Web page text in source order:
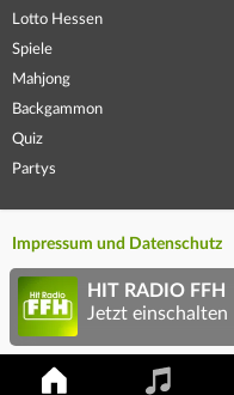
Lotto Hessen
Spiele
Mahjong
Backgammon
Quiz
Partys
Impressum und Datenschutz
HIT RADIO FFH
Jetzt einschalten